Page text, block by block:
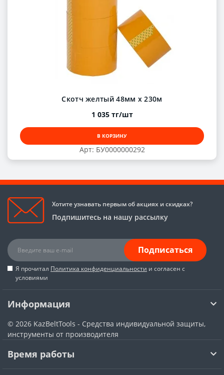
Арт: БУ0000000292
Скотч желтый 48мм х 230м
1 035 тг/шт
В КОРЗИНУ
Хотите узнавать первым об акциях и скидках?
Подпишитесь на нашу рассылку
Подписаться
Я прочитал Политика конфиденциальности и согласен с
условиями
Информация
© 2026 KazBeltTools - Средства индивидуальной защиты,
инструменты от производителя
Время работы